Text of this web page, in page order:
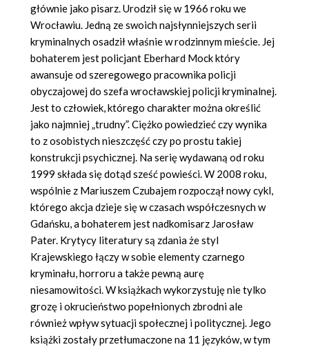
głównie jako pisarz. Urodził się w 1966 roku we
Wrocławiu. Jedną ze swoich najsłynniejszych serii
kryminalnych osadził właśnie w rodzinnym mieście. Jej
bohaterem jest policjant Eberhard Mock który
awansuje od szeregowego pracownika policji
obyczajowej do szefa wrocławskiej policji kryminalnej.
Jest to człowiek, którego charakter można określić
jako najmniej „trudny”. Ciężko powiedzieć czy wynika
to z osobistych nieszczęść czy po prostu takiej
konstrukcji psychicznej. Na serię wydawaną od roku
1999 składa się dotąd sześć powieści.W 2008 roku,
wspólnie z Mariuszem Czubajem rozpoczął nowy cykl,
którego akcja dzieje się w czasach współczesnych w
Gdańsku, a bohaterem jest nadkomisarz Jarosław
Pater. Krytycy literatury są zdania że styl
Krajewskiego łączy w sobie elementy czarnego
kryminału, horroru a także pewną aurę
niesamowitości. W książkach wykorzystuję nie tylko
grozę i okrucieństwo popełnionych zbrodni ale
również wpływ sytuacji społecznej i politycznej. Jego
książki zostały przetłumaczone na 11 języków, w tym